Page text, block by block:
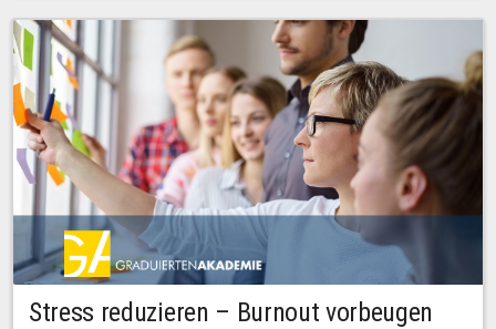
Stress reduzieren – Burnout vorbeugen